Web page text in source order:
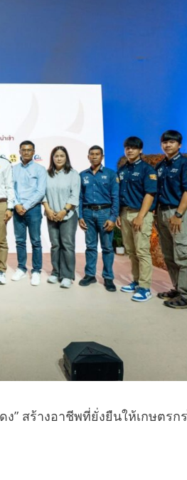
” สร้างอาชีพที่ยั่งยืนให้เกษตรก